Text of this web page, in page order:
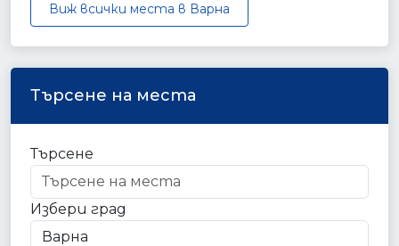
Виж всички места в Варна
Търсене на места
Търсене
Избери град